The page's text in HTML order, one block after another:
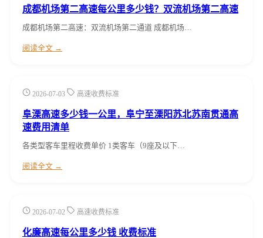
成都机场第二高速每公里多少钱？双流机场第二高速
成都机场第二高速：双流机场第二通道 成都机场…
阅读全文 →
2026-07-03 高速收费标准
阜溧高速多少钱一公里，阜宁至溧阳苏北苏南贯通高
速费用清单
各类型客车里程收费单价 1类客车（9座及以下…
阅读全文 →
2026-07-02 高速收费标准
化廉高速每公里多少钱 收费标准